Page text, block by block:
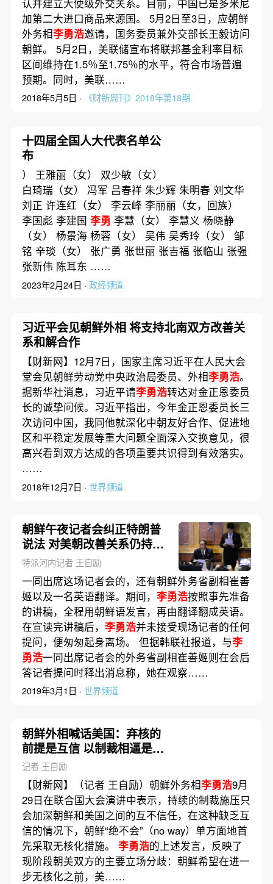
认并建立大使级外交关系。目前，中国已是多米尼
加第二大进口商品来源国。 5月2日至3日，应朝鲜
外务相李勇浩邀请，国务委员兼外交部长王毅访问
朝鲜。 5月2日，美联储宣布将联邦基金利率目标
区间维持在1.5％至1.75％的水平，符合市场普遍
预期。同时，美联……
2018年5月5日 · 《财新周刊》2018年第18期
十四届全国人大代表名单公
布
） 王雅丽（女） 双少敏（女）
白琦瑞（女） 冯军 吕春祥 朱少辉 朱明春 刘文华
刘正 许连红（女） 李云峰 李丽丽（女，回族）
李国彪 李建国 李勇 李慧（女） 李慧义 杨晓静
（女） 杨景海 杨蓉（女） 吴伟 吴秀玲（女） 邹
铭 辛琰（女） 张广勇 张世丽 张吉福 张临山 张强
张新伟 陈耳东 ……
2023年2月24日 · 政经频道
习近平会见朝鲜外相 将支持北南双方改善关
系和解合作
【财新网】12月7日，国家主席习近平在人民大会
堂会见朝鲜劳动党中央政治局委员、外相李勇浩。
据新华社消息，习近平请李勇浩转达对金正恩委员
长的诚挚问候。习近平指出，今年金正恩委员长三
次访问中国，我同他就深化中朝友好合作、促进地
区和平稳定发展等重大问题全面深入交换意见，很
高兴看到双方达成的各项重要共识得到有效落实。
……
2018年12月7日 · 世界频道
朝鲜午夜记者会纠正特朗普
说法 对美朝改善关系仍持正
面期许
特派河内记者 王自励
一同出席这场记者会的，还有朝鲜外务省副相崔善
姬以及一名英语翻译。期间， 李勇浩按照事先准备
的讲稿，全程用朝鲜语发言，再由翻译翻成英语。
在宣读完讲稿后， 李勇浩并未接受现场记者的任何
提问，便匆匆起身离场。 但据韩联社报道，与李
勇浩一同出席记者会的外务省副相崔善姬则在会后
答记者提问时释出消息称，她在观察……
2019年3月1日 · 世界频道
朝鲜外相喊话美国：弃核的
前提是互信 以制裁相逼是做
白日梦
记者 王自励
【财新网】（记者 王自励）朝鲜外务相李勇浩9月
29日在联合国大会演讲中表示，持续的制裁施压只
会加深朝鲜和美国之间的互不信任，在这种缺乏互
信的情况下，朝鲜“绝不会”（no way）单方面地首
先采取无核化措施。 李勇浩的上述发言，反映了
现阶段朝美双方的主要立场分歧：朝鲜希望在进一
步无核化之前，美……